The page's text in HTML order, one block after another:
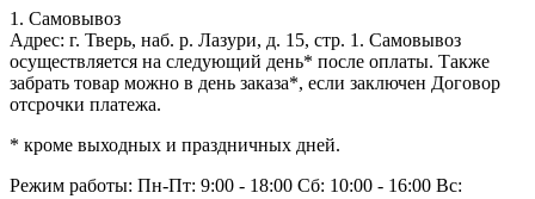
1. Самовывоз
Адрес: г. Тверь, наб. р. Лазури, д. 15, стр. 1. Самовывоз
осуществляется на следующий день* после оплаты. Также
забрать товар можно в день заказа*, если заключен Договор
отсрочки платежа.
* кроме выходных и праздничных дней.
Режим работы: Пн-Пт: 9:00 - 18:00 Сб: 10:00 - 16:00 Вс: